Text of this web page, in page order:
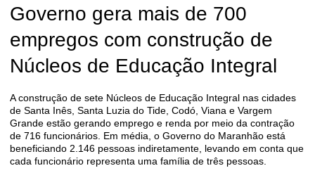
Governo gera mais de 700
empregos com construção de
Núcleos de Educação Integral
A construção de sete Núcleos de Educação Integral nas cidades
de Santa Inês, Santa Luzia do Tide, Codó, Viana e Vargem
Grande estão gerando emprego e renda por meio da contração
de 716 funcionários. Em média, o Governo do Maranhão está
beneficiando 2.146 pessoas indiretamente, levando em conta que
cada funcionário representa uma família de três pessoas.